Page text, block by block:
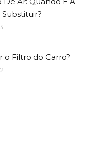
o Filtro do Carro?